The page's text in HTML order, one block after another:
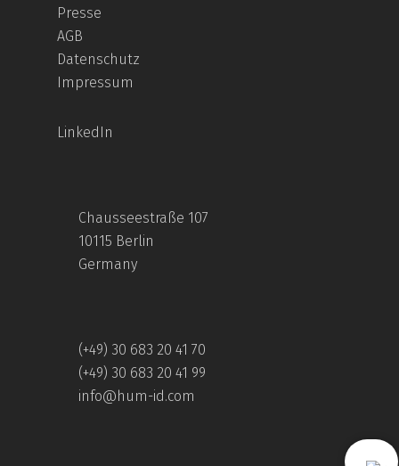
Presse
AGB
Datenschutz
Impressum
LinkedIn
Chausseestraße 107
10115 Berlin
Germany
(+49) 30 683 20 41 70
(+49) 30 683 20 41 99
info@hum-id.com